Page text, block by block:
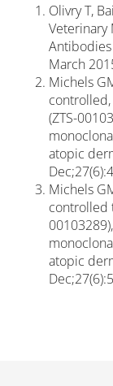
Olivry T,
Veterinary
March
Michels
(ZTS-
atopic
Michels
controlled
atopic